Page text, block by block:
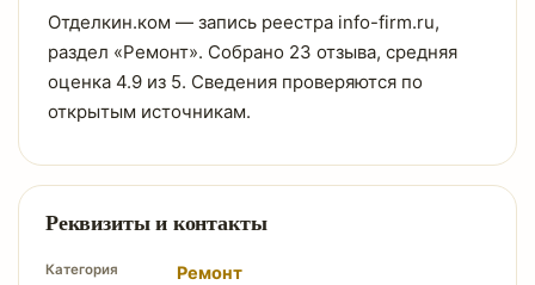
Отделкин.ком — запись реестра info-firm.ru,
раздел «Ремонт». Собрано 23 отзыва, средняя
оценка 4.9 из 5. Сведения проверяются по
открытым источникам.
Реквизиты и контакты
Категория Ремонт